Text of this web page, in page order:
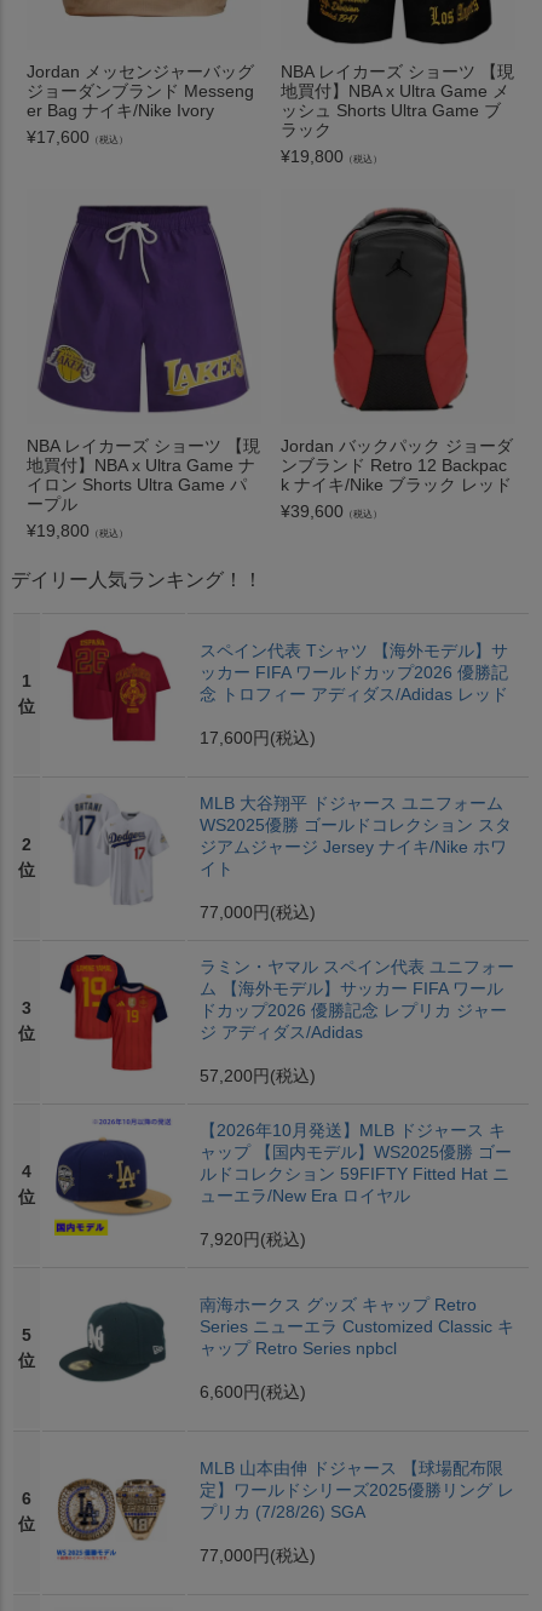
Jordan メッセンジャーバッグ
ジョーダンブランド Messeng
er Bag ナイキ/Nike Ivory
¥17,600 （税込）
NBA レイカーズ ショーツ 【現
地買付】NBA x Ultra Game メ
ッシュ Shorts Ultra Game ブ
ラック
¥19,800 （税込）
NBA レイカーズ ショーツ 【現
地買付】NBA x Ultra Game ナ
イロン Shorts Ultra Game パ
ープル
¥19,800 （税込）
Jordan バックパック ジョーダ
ンブランド Retro 12 Backpac
k ナイキ/Nike ブラック レッド
¥39,600 （税込）
デイリー人気ランキング！！
1
位
スペイン代表 Tシャツ 【海外モデル】サ
ッカー FIFA ワールドカップ2026 優勝記
念 トロフィー アディダス/Adidas レッド
17,600円 (税込)
2
位
MLB 大谷翔平 ドジャース ユニフォーム
WS2025優勝 ゴールドコレクション スタ
ジアムジャージ Jersey ナイキ/Nike ホワ
イト
77,000円 (税込)
3
位
ラミン・ヤマル スペイン代表 ユニフォー
ム 【海外モデル】サッカー FIFA ワール
ドカップ2026 優勝記念 レプリカ ジャー
ジ アディダス/Adidas
57,200円 (税込)
4
位
【2026年10月発送】MLB ドジャース キ
ャップ 【国内モデル】WS2025優勝 ゴー
ルドコレクション 59FIFTY Fitted Hat ニ
ューエラ/New Era ロイヤル
7,920円 (税込)
5
位
南海ホークス グッズ キャップ Retro
Series ニューエラ Customized Classic キ
ャップ Retro Series npbcl
6,600円 (税込)
6
位
MLB 山本由伸 ドジャース 【球場配布限
定】ワールドシリーズ2025優勝リング レ
プリカ (7/28/26) SGA
77,000円 (税込)